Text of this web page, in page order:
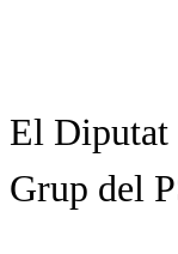
El Diputat
Grup del